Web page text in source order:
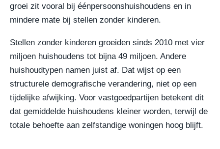
groei zit vooral bij éénpersoonshuishoudens en in
mindere mate bij stellen zonder kinderen.
Stellen zonder kinderen groeiden sinds 2010 met vier
miljoen huishoudens tot bijna 49 miljoen. Andere
huishoudtypen namen juist af. Dat wijst op een
structurele demografische verandering, niet op een
tijdelijke afwijking. Voor vastgoedpartijen betekent dit
dat gemiddelde huishoudens kleiner worden, terwijl de
totale behoefte aan zelfstandige woningen hoog blijft.